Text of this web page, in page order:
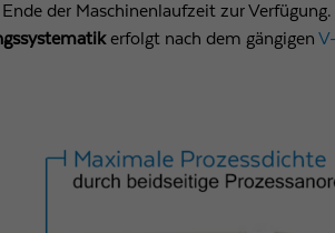
der Maschinenlaufzeit zur
erfolgt nach dem gängigen